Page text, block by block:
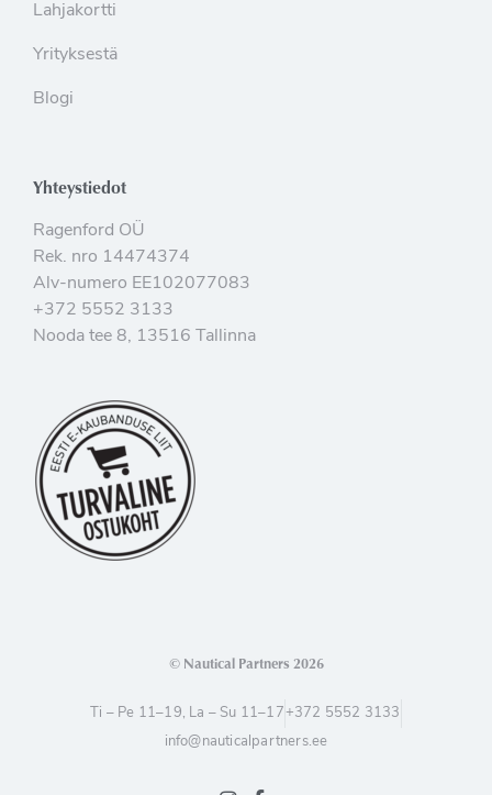
Lahjakortti
Yrityksestä
Blogi
Yhteystiedot
Ragenford OÜ
Rek. nro 14474374
Alv-numero EE102077083
+372 5552 3133
Nooda tee 8, 13516 Tallinna
© Nautical Partners 2026
Ti – Pe 11–19, La – Su 11–17+372 5552 3133
info@nauticalpartners.ee